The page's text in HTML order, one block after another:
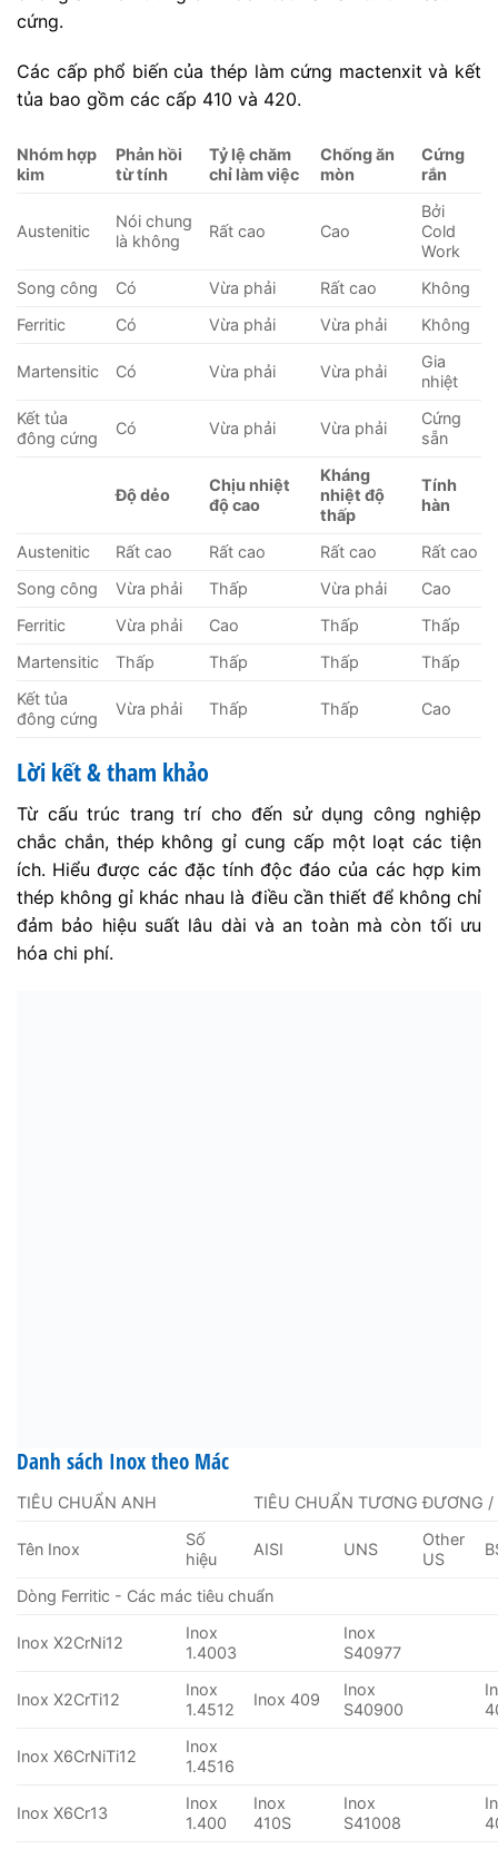
cứng.
Các cấp phổ biến của thép làm cứng mactenxit và kết
tủa bao gồm các cấp 410 và 420.
Nhóm hợp
kim
Phản hồi
từ tính
Tỷ lệ chăm
chỉ làm việc
Chống ăn
mòn
Cứng
rắn
Austenitic
Nói chung
là không
Rất cao Cao
Bởi
Cold
Work
Song công
Có Vừa phải Rất cao
Không
Ferritic
Có Vừa phải Vừa phải Không
Martensitic Có Vừa phải Vừa phải
Gia
nhiệt
Kết tủa
đông cứng
Có Vừa phải Vừa phải
Cứng
sẵn
Độ dẻo
Chịu nhiệt
độ cao
Kháng
nhiệt độ
thấp
Tính
hàn
Austenitic Rất cao Rất cao Rất cao
Rất cao
Song công
Vừa phải Thấp Vừa phải
Cao
Ferritic
Vừa phải Cao Thấp
Thấp
Martensitic
Thấp Thấp Thấp
Thấp
Kết tủa
đông cứng
Vừa phải Thấp Thấp Cao
Lời kết & tham khảo
Từ cấu trúc trang trí cho đến sử dụng công nghiệp
chắc chắn, thép không gỉ cung cấp một loạt các tiện
ích. Hiểu được các đặc tính độc đáo của các hợp kim
thép không gỉ khác nhau là điều cần thiết để không chỉ
đảm bảo hiệu suất lâu dài và an toàn mà còn tối ưu
hóa chi phí.
Danh sách Inox theo Mác
TIÊU CHUẨN ANH TIÊU CHUẨN TƯƠNG ĐƯƠNG /
Tên Inox
Số
hiệu
AISI UNS
Other
US
Dòng Ferritic - Các mác tiêu chuẩn
Inox X2CrNi12
Inox
1.4003
Inox
S40977
Inox X2CrTi12
Inox
1.4512
Inox 409
Inox
S40900
Inox X6CrNiTi12
Inox
1.4516
Inox X6Cr13
Inox
1.400
Inox
410S
Inox
S41008